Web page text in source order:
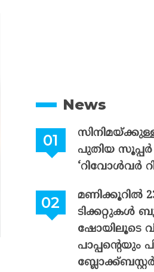
News
പുതിയ
‘റിവോൾവർ
മണിക്കൂറിൽ
ടിക്കറ്റുകൾ
ഷോയിലൂടെ
പാപ്പന്റെയും